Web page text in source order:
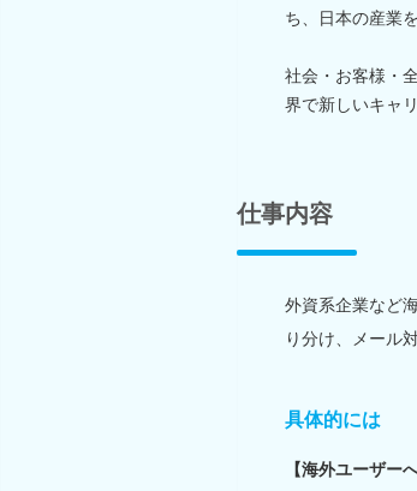
ち、日本の産業
社会・お客様・
界で新しいキャ
仕事内容
外資系企業など
り分け、メール
具体的には
【海外ユーザー